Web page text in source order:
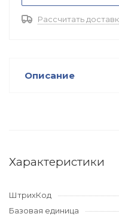
Рассчитать
Описание
Характеристики
ШтрихКод
Базовая единица